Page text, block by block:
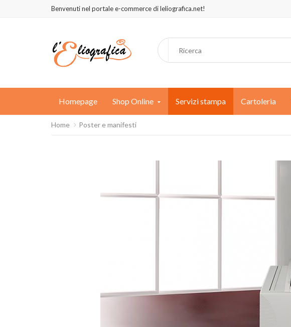
Benvenuti nel portale e-commerce di leliografica.net!
Homepage Shop Online Servizi stampa Cartoleria
Home Poster e manifesti